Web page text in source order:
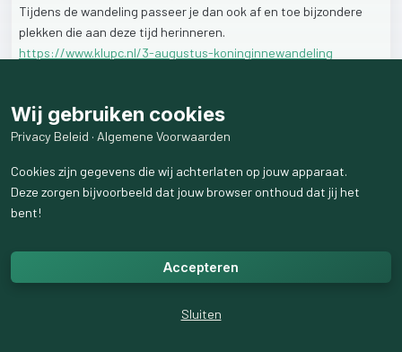
Tijdens de wandeling passeer je dan ook af en toe bijzondere
plekken die aan deze tijd herinneren.
https://www.klupc.nl/3-augustus-koninginnewandeling
Wij gebruiken cookies
Privacy Beleid · Algemene Voorwaarden
Cookies zijn gegevens die wij achterlaten op jouw apparaat.
Deze zorgen bijvoorbeeld dat jouw browser onthoud dat jij het
bent!
Accepteren
Sluiten